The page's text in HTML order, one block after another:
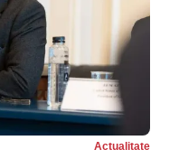
Actualitate